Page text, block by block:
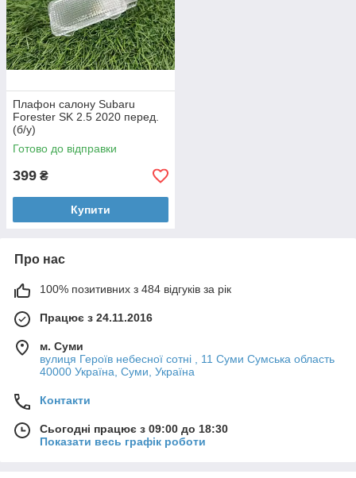
Плафон салону Subaru
Forester SK 2.5 2020 перед.
(б/у)
Готово до відправки
399 ₴
Купити
Про нас
100% позитивних з 484 відгуків за рік
Працює з 24.11.2016
м. Суми
вулиця Героїв небесної сотні , 11 Суми Сумська область
40000 Україна, Суми, Україна
Контакти
Сьогодні працює з 09:00 до 18:30
Показати весь графік роботи